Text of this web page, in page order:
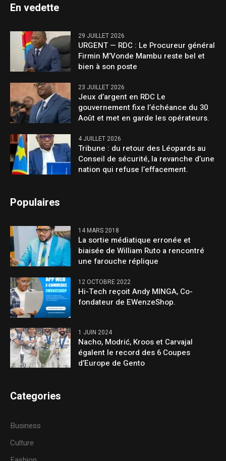
En vedette
29 JUILLET 2026
URGENT — RDC : Le Procureur général
Firmin M’Vonde Mambu reste bel et
bien à son poste
23 JUILLET 2026
Jeux d’argent en RDC Le
gouvernement fixe l’échéance du 30
Août et met en garde les opérateurs.
4 JUILLET 2026
Tribune : du retour des Léopards au
Conseil de sécurité, la revanche d’une
nation qui refuse l’effacement.
Populaires
14 MARS 2018
La sortie médiatique erronée et
biaisée de William Ruto a rencontré
une farouche réplique
12 OCTOBRE 2022
Hi-Tech reçoit Andy MINGA, Co-
fondateur de EWenzeShop.
1 JUIN 2024
Nacho, Modrić, Kroos et Carvajal
égalent le record des 6 Coupes
d’Europe de Gento
Categories
Business
Culture